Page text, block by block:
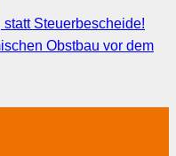
Steuerbescheide!
Obstbau vor dem